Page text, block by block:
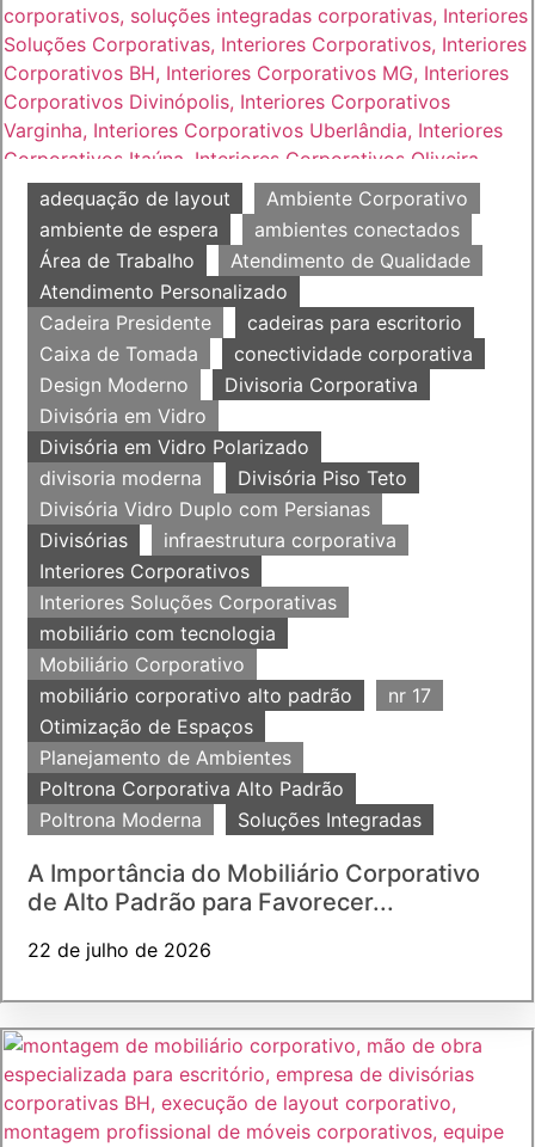
adequação de layout
Ambiente Corporativo
ambiente de espera
ambientes conectados
Área de Trabalho
Atendimento de Qualidade
Atendimento Personalizado
Cadeira Presidente
cadeiras para escritorio
Caixa de Tomada
conectividade corporativa
Design Moderno
Divisoria Corporativa
Divisória em Vidro
Divisória em Vidro Polarizado
divisoria moderna
Divisória Piso Teto
Divisória Vidro Duplo com Persianas
Divisórias
infraestrutura corporativa
Interiores Corporativos
Interiores Soluções Corporativas
mobiliário com tecnologia
Mobiliário Corporativo
mobiliário corporativo alto padrão
nr 17
Otimização de Espaços
Planejamento de Ambientes
Poltrona Corporativa Alto Padrão
Poltrona Moderna
Soluções Integradas
A Importância do Mobiliário Corporativo
de Alto Padrão para Favorecer...
22 de julho de 2026